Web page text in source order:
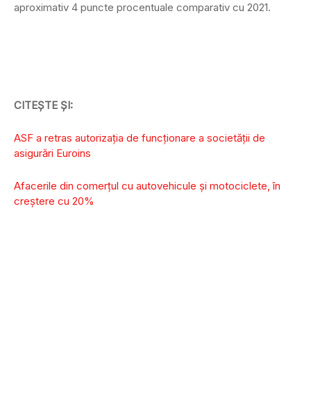
aproximativ 4 puncte procentuale comparativ cu 2021.
CITEȘTE ȘI:
ASF a retras autorizația de funcționare a societății de
asigurări Euroins
Afacerile din comerţul cu autovehicule şi motociclete, în
creștere cu 20%